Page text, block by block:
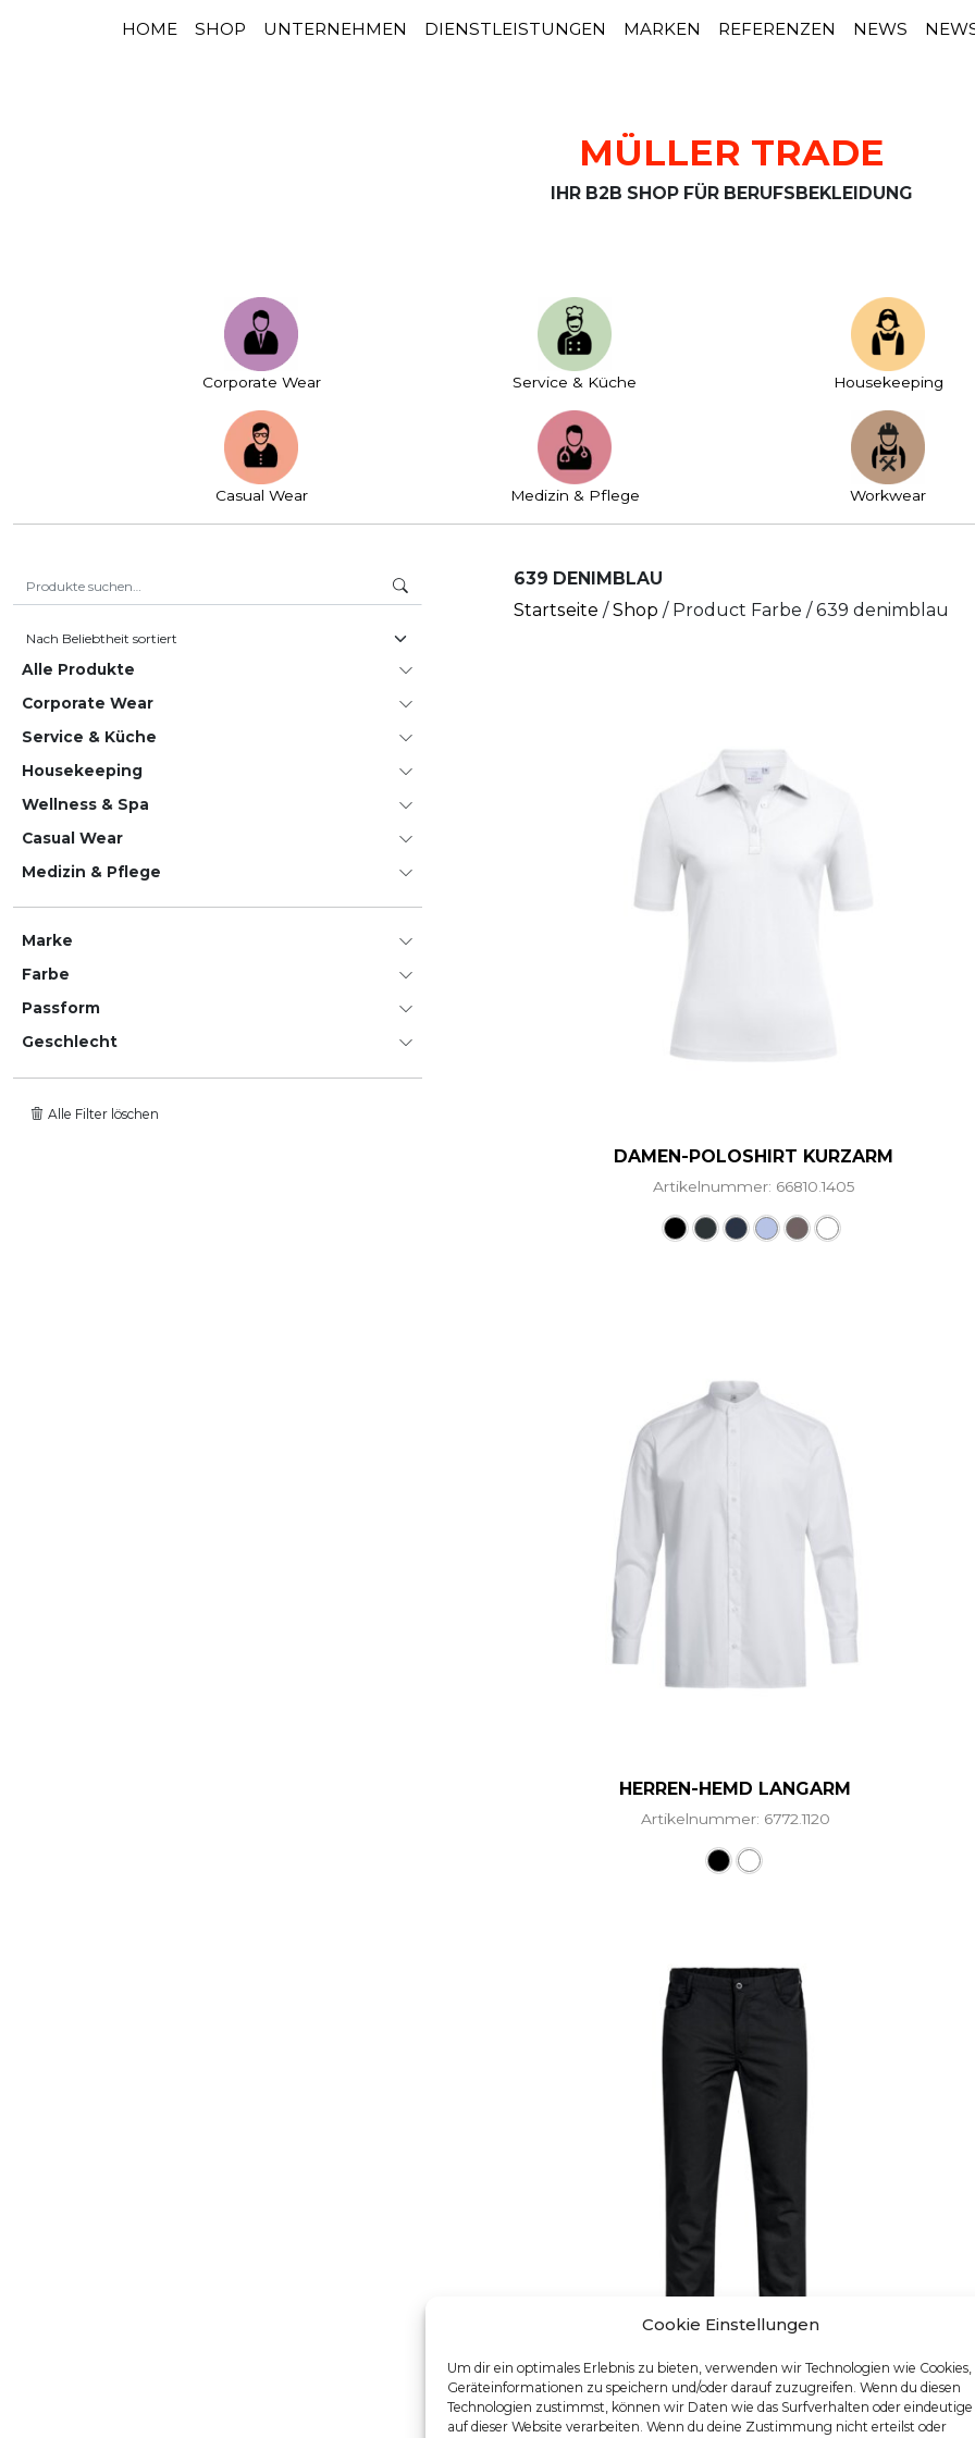
Cookie Einstellungen
Um dir ein optimales Erlebnis zu bieten, verwenden wir Technologien wie
Geräteinformationen zu speichern und/oder darauf zuzugreifen. Wenn du diesen
Technologien zustimmst, können wir Daten wie das Surfverhalten oder eindeutige
auf dieser Website verarbeiten. Wenn du deine Zustimmung nicht erteilst oder
HAUPTNAVIGATION
HOME SHOP UNTERNEHMEN DIENSTLEISTUNGEN MARKEN REFERENZEN NEWS
MÜLLER TRADE
IHR B2B SHOP FÜR BERUFSBEKLEIDUNG
Corporate Wear Service & Küche House­keeping
Casual Wear Medizin & Pflege Workwear
Alle Produkte
Corporate Wear
Service & Küche
House­keeping
Wellness & Spa
Casual Wear
Medizin & Pflege
Marke
Farbe
Passform
Geschlecht
Alle Filter löschen
639 DENIMBLAU
Startseite /Shop / Product Farbe / 639 denimblau
DAMEN-POLOSHIRT KURZARM
Artikelnummer: 66810.1405
HERREN-HEMD LANGARM
Artikelnummer: 6772.1120
HERREN-KOCHHOSE